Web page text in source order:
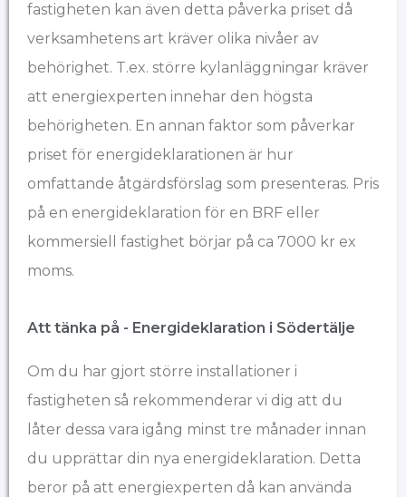
fastigheten kan även detta påverka priset då
verksamhetens art kräver olika nivåer av
behörighet. T.ex. större kylanläggningar kräver
att energiexperten innehar den högsta
behörigheten. En annan faktor som påverkar
priset för energideklarationen är hur
omfattande åtgärdsförslag som presenteras. Pris
på en energideklaration för en BRF eller
kommersiell fastighet börjar på ca 7000 kr ex
moms.
Att tänka på - Energideklaration i Södertälje
Om du har gjort större installationer i
fastigheten så rekommenderar vi dig att du
låter dessa vara igång minst tre månader innan
du upprättar din nya energideklaration. Detta
beror på att energiexperten då kan använda